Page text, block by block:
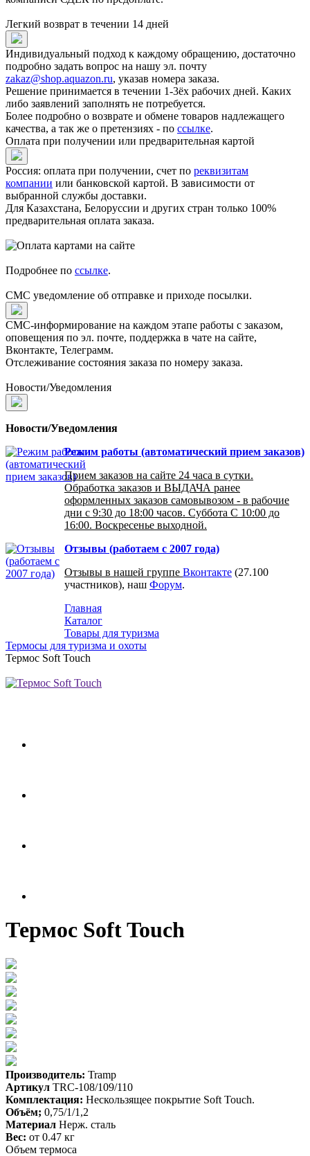
Легкий возврат в течении 14 дней
Индивидуальный подход к каждому обращению, достаточно
подробно задать вопрос на нашу эл. почту
zakaz@shop.aquazon.ru, указав номера заказа.
Решение принимается в течении 1-3ёх рабочих дней. Каких
либо заявлений заполнять не потребуется.
Более подробно о возврате и обмене товаров надлежащего
качества, а так же о претензиях - по ссылке.
Оплата при получении или предварительная картой
Россия: оплата при получении, счет по реквизитам
компании или банковской картой. В зависимости от
выбранной службы доставки.
Для Казахстана, Белоруссии и других стран только 100%
предварительная оплата заказа.
Подробнее по ссылке.
СМС уведомление об отправке и приходе посылки.
СМС-информирование на каждом этапе работы с заказом,
оповещения по эл. почте, поддержка в чате на сайте,
Вконтакте, Телеграмм.
Отслеживание состояния заказа по номеру заказа.
Новости/Уведомления
Новости/Уведомления
Режим работы (автоматический прием заказов)
Прием заказов на сайте 24 часа в сутки.
Обработка заказов и ВЫДАЧА ранее
оформленных заказов самовывозом - в рабочие
дни с 9:30 до 18:00 часов. Суббота С 10:00 до
16:00. Воскресенье выходной.
Отзывы (работаем с 2007 года)
Отзывы в нашей группе Вконтакте (27.100
участников), наш Форум.
Главная
Каталог
Товары для туризма
Термосы для туризма и охоты
Термос Soft Touch
Термос Soft Touch
Производитель: Tramp
Артикул TRC-108/109/110
Комплектация: Нескользящее покрытие Soft Touch.
Объём; 0,75/1/1,2
Материал Нерж. сталь
Вес: от 0.47 кг
Объем термоса